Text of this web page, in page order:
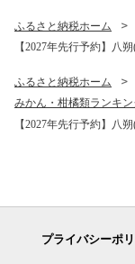
ふるさと納税ホーム
【2027年先行予約】八
ふるさと納税ホーム
みかん・柑橘類ランキ
【2027年先行予約】八
プライバシーポ